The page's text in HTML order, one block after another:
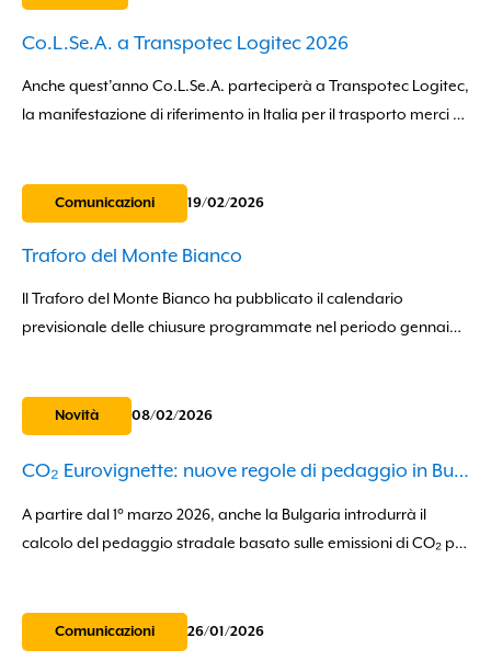
Co.L.Se.A. a Transpotec Logitec 2026
Anche quest’anno Co.L.Se.A. parteciperà a Transpotec Logitec,
la manifestazione di riferimento in Italia per il trasporto merci e
Comunicazioni 19/02/2026
Traforo del Monte Bianco
Il Traforo del Monte Bianco ha pubblicato il calendario
previsionale delle chiusure programmate nel periodo gennaio–
Novità 08/02/2026
CO₂ Eurovignette: nuove regole di pedaggio in Bulgaria
A partire dal 1° marzo 2026, anche la Bulgaria introdurrà il
calcolo del pedaggio stradale basato sulle emissioni di CO₂ per
Comunicazioni 26/01/2026